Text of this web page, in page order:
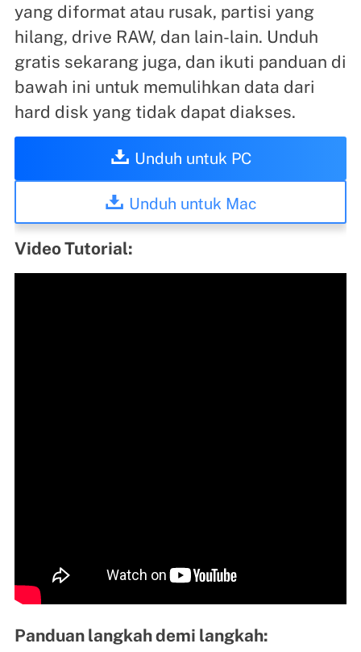
yang diformat atau rusak, partisi yang
hilang, drive RAW, dan lain-lain. Unduh
gratis sekarang juga, dan ikuti panduan di
bawah ini untuk memulihkan data dari
hard disk yang tidak dapat diakses.
Unduh untuk PC
Unduh untuk Mac
Video Tutorial:
Panduan langkah demi langkah: